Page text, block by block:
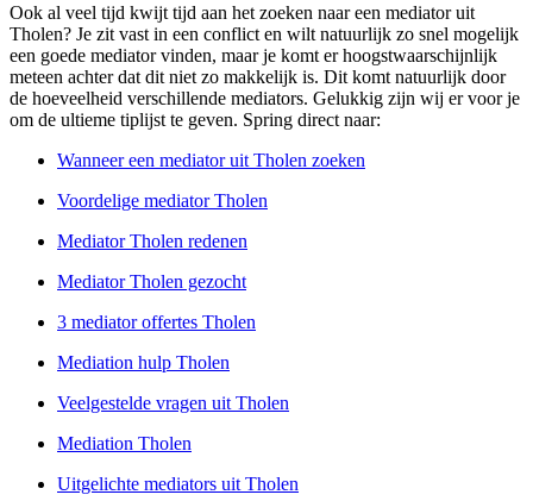
Ook al veel tijd kwijt tijd aan het zoeken naar een mediator uit
Tholen? Je zit vast in een conflict en wilt natuurlijk zo snel mogelijk
een goede mediator vinden, maar je komt er hoogstwaarschijnlijk
meteen achter dat dit niet zo makkelijk is. Dit komt natuurlijk door
de hoeveelheid verschillende mediators. Gelukkig zijn wij er voor je
om de ultieme tiplijst te geven. Spring direct naar:
Wanneer een mediator uit Tholen zoeken
Voordelige mediator Tholen
Mediator Tholen redenen
Mediator Tholen gezocht
3 mediator offertes Tholen
Mediation hulp Tholen
Veelgestelde vragen uit Tholen
Mediation Tholen
Uitgelichte mediators uit Tholen